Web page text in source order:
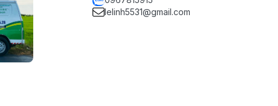
lelinh5531@gmail.com